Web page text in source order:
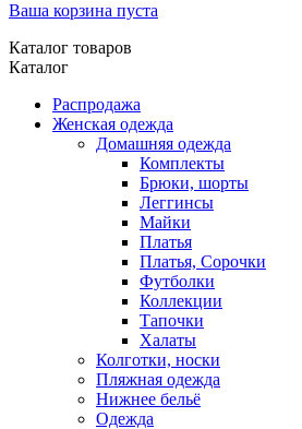
Ваша корзина пуста
Каталог товаров
Каталог
Распродажа
Женская одежда
Домашняя одежда
Комплекты
Брюки, шорты
Леггинсы
Майки
Платья
Платья, Сорочки
Футболки
Коллекции
Тапочки
Халаты
Колготки, носки
Пляжная одежда
Нижнее бельё
Одежда